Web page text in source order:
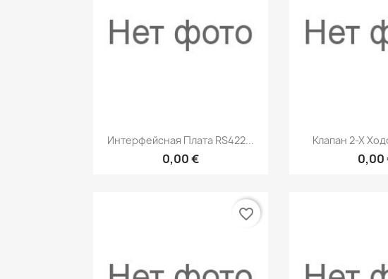
Быстрый просмотр
Интерфейсная Плата RS422...
0,00 €
Быстрый
Клапан 2-Х
0,00
favorite_border